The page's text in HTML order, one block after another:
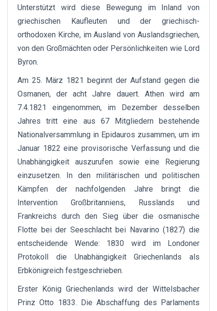
Unterstützt wird diese Bewegung im Inland von
griechischen Kaufleuten und der griechisch-
orthodoxen Kirche, im Ausland von Auslandsgriechen,
von den Großmächten oder Persönlichkeiten wie Lord
Byron.
Am 25. März 1821 beginnt der Aufstand gegen die
Osmanen, der acht Jahre dauert. Athen wird am
7.4.1821 eingenommen, im Dezember desselben
Jahres tritt eine aus 67 Mitgliedern bestehende
Nationalversammlung in Epidauros zusammen, um im
Januar 1822 eine provisorische Verfassung und die
Unabhängigkeit auszurufen sowie eine Regierung
einzusetzen. In den militärischen und politischen
Kämpfen der nachfolgenden Jahre bringt die
Intervention Großbritanniens, Russlands und
Frankreichs durch den Sieg über die osmanische
Flotte bei der Seeschlacht bei Navarino (1827) die
entscheidende Wende: 1830 wird im Londoner
Protokoll die Unabhängigkeit Griechenlands als
Erbkönigreich festgeschrieben.
Erster König Griechenlands wird der Wittelsbacher
Prinz Otto 1833. Die Abschaffung des Parlaments